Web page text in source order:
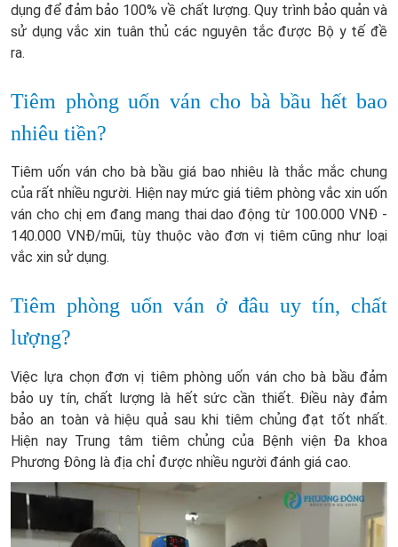
dụng để đảm bảo 100% về chất lượng. Quy trình bảo quản và
sử dụng vắc xin tuân thủ các nguyên tắc được Bộ y tế đề
ra.
Tiêm phòng uốn ván cho bà bầu hết bao
nhiêu tiền?
Tiêm uốn ván cho bà bầu giá bao nhiêu là thắc mắc chung
của rất nhiều người. Hiện nay mức giá tiêm phòng vắc xin uốn
ván cho chị em đang mang thai dao động từ 100.000 VNĐ -
140.000 VNĐ/mũi, tùy thuộc vào đơn vị tiêm cũng như loại
vắc xin sử dụng.
Tiêm phòng uốn ván ở đâu uy tín, chất
lượng?
Việc lựa chọn đơn vị tiêm phòng uốn ván cho bà bầu đảm
bảo uy tín, chất lượng là hết sức cần thiết. Điều này đảm
bảo an toàn và hiệu quả sau khi tiêm chủng đạt tốt nhất.
Hiện nay Trung tâm tiêm chủng của Bệnh viện Đa khoa
Phương Đông là địa chỉ được nhiều người đánh giá cao.